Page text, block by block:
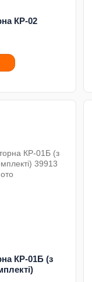
КР-02
КР-01Б (з